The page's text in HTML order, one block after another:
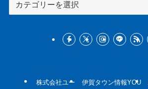
テ
株式会社ユー 伊賀タウン情報YOU